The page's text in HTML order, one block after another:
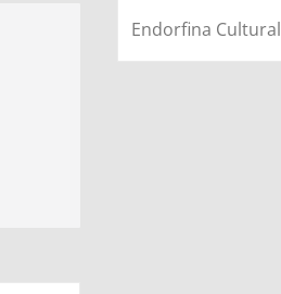
Endorfina Cultural